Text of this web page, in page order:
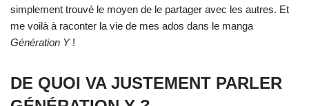
simplement trouvé le moyen de le partager avec les autres. Et
me voilà à raconter la vie de mes ados dans le manga
Génération Y!
DE QUOI VA JUSTEMENT PARLER